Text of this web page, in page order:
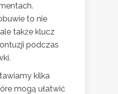
to nie
także klucz
podczas
kilka
mogą ułatwić